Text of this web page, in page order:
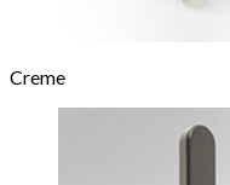
Creme